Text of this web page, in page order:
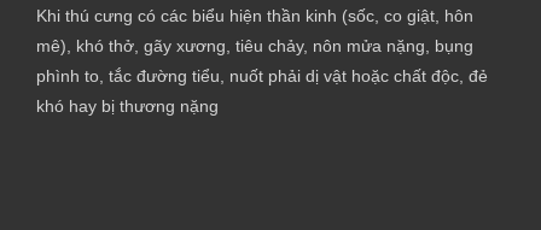
Khi thú cưng có các biểu hiện thần kinh (sốc, co giật, hôn
mê), khó thở, gãy xương, tiêu chảy, nôn mửa nặng, bụng
phình to, tắc đường tiểu, nuốt phải dị vật hoặc chất độc, đẻ
khó hay bị thương nặng